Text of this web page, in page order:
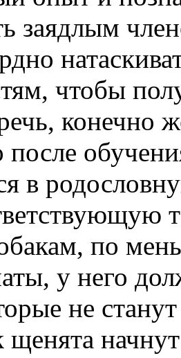
заядлым
чтобы
конечно
в
по
у него
не
щенята